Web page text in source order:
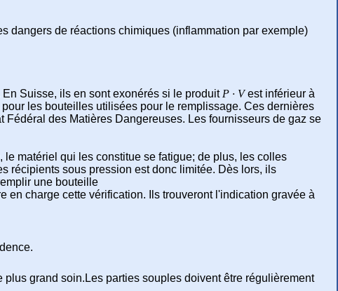
dangers de réactions chimiques (inflammation par exemple)
Suisse, ils en sont exonérés si le produit P · Vest inférieur à
les bouteilles utilisées pour le remplissage. Ces dernières
des Matières Dangereuses. Les fournisseurs de gaz se
matériel qui les constitue se fatigue; de plus, les colles
récipients sous pression est donc limitée. Dès lors, ils
une bouteille
en charge cette vérification. Ils trouveront l'indication gravée à
grand soin.Les parties souples doivent être régulièrement